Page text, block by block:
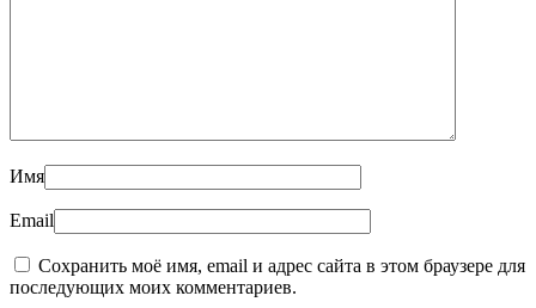
Имя
Email
Сохранить моё имя, email и адрес сайта в этом браузере для
последующих моих комментариев.